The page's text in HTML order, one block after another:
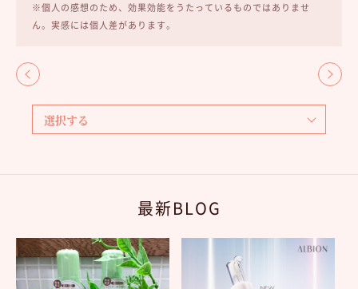
※個人の感想のため、効果効能をうたっているものではありませ
ん。実感には個人差があります。
最新BLOG